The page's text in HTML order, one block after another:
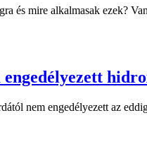
és mire alkalmasak ezek?
engedélyezett
nem engedélyezett az